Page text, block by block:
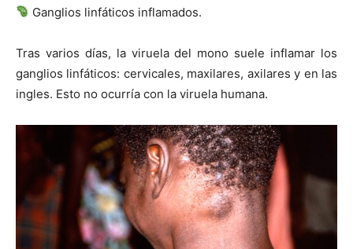
Ganglios linfáticos inflamados.
Tras varios días, la viruela del mono suele inflamar los
ganglios linfáticos: cervicales, maxilares, axilares y en las
ingles. Esto no ocurría con la viruela humana.